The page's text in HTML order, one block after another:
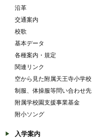
沿革
交通案内
校歌
基本データ
各種案内・規定
関連リンク
空から見た附属天王寺小学校
制服、体操服等問い合わせ先
附属学校園支援事業基金
附小ソング
入学案内